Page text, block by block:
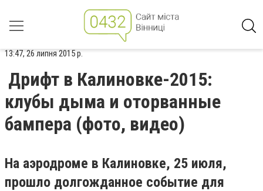
13:47, 26 липня 2015 р.
Дрифт в Калиновке-2015:
клубы дыма и оторванные
бампера (фото, видео)
На аэродроме в Калиновке, 25 июля,
прошло долгожданное событие для